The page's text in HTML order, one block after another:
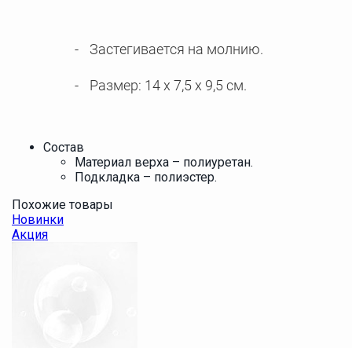
Застегивается на молнию.
Размер: 14 x 7,5 x 9,5 см.
Состав
Материал верха – полиуретан.
Подкладка – полиэстер.
Похожие товары
Новинки
Акция